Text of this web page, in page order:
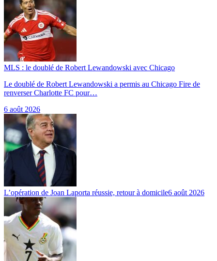
MLS : le doublé de Robert Lewandowski avec Chicago
Le doublé de Robert Lewandowski a permis au Chicago Fire de
renverser Charlotte FC pour…
6 août 2026
L’opération de Joan Laporta réussie, retour à domicile6 août 2026